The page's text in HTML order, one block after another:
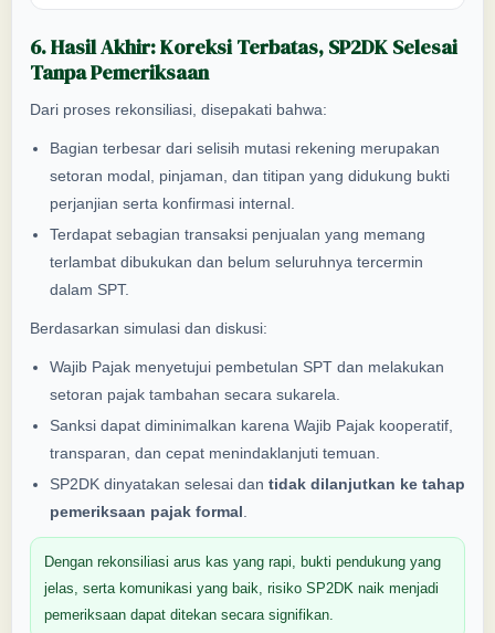
6. Hasil Akhir: Koreksi Terbatas, SP2DK Selesai
Tanpa Pemeriksaan
Dari proses rekonsiliasi, disepakati bahwa:
Bagian terbesar dari selisih mutasi rekening merupakan
setoran modal, pinjaman, dan titipan yang didukung bukti
perjanjian serta konfirmasi internal.
Terdapat sebagian transaksi penjualan yang memang
terlambat dibukukan dan belum seluruhnya tercermin
dalam SPT.
Berdasarkan simulasi dan diskusi:
Wajib Pajak menyetujui pembetulan SPT dan melakukan
setoran pajak tambahan secara sukarela.
Sanksi dapat diminimalkan karena Wajib Pajak kooperatif,
transparan, dan cepat menindaklanjuti temuan.
SP2DK dinyatakan selesai dan tidak dilanjutkan ke tahap
pemeriksaan pajak formal
Dengan rekonsiliasi arus kas yang rapi, bukti pendukung yang
jelas, serta komunikasi yang baik, risiko SP2DK naik menjadi
pemeriksaan dapat ditekan secara signifikan.